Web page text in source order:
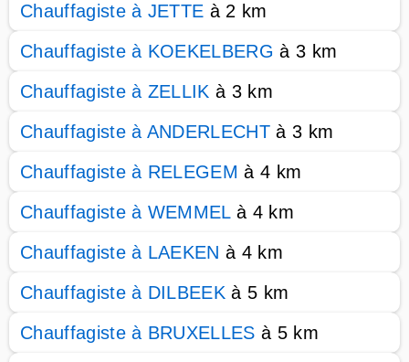
Chauffagiste à JETTE à 2 km
Chauffagiste à KOEKELBERG à 3 km
Chauffagiste à ZELLIK à 3 km
Chauffagiste à ANDERLECHT à 3 km
Chauffagiste à RELEGEM à 4 km
Chauffagiste à WEMMELà 4 km
Chauffagiste à LAEKEN à 4 km
Chauffagiste à DILBEEK à 5 km
Chauffagiste à BRUXELLES à 5 km